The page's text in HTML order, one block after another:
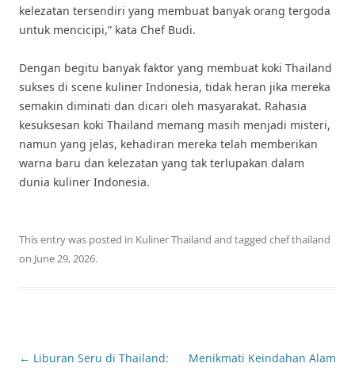
kelezatan tersendiri yang membuat banyak orang tergoda
untuk mencicipi,” kata Chef Budi.
Dengan begitu banyak faktor yang membuat koki Thailand
sukses di scene kuliner Indonesia, tidak heran jika mereka
semakin diminati dan dicari oleh masyarakat. Rahasia
kesuksesan koki Thailand memang masih menjadi misteri,
namun yang jelas, kehadiran mereka telah memberikan
warna baru dan kelezatan yang tak terlupakan dalam
dunia kuliner Indonesia.
This entry was posted in Kuliner Thailand and tagged chef thailand
on June 29, 2026.
Post
← Liburan Seru di Thailand:
Menikmati Keindahan Alam